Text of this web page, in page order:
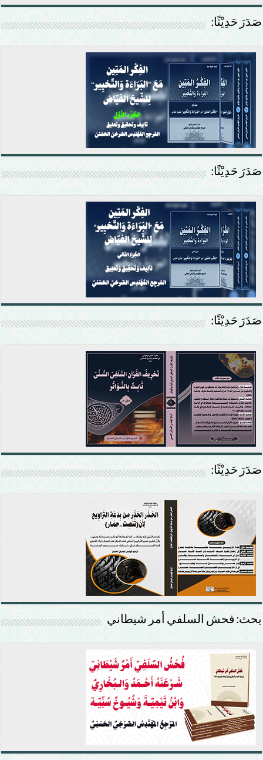
صَدَرَ حَدِيْثًا:
صَدَرَ حَدِيْثًا:
صَدَرَ حَدِيْثًا:
صَدَرَ حَدِيْثًا:
بحث: فحش السلفي أمر شيطاني